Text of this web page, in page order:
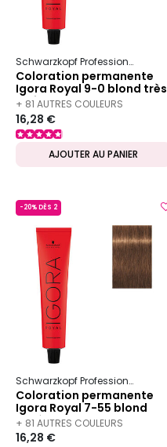
Schwarzkopf Professional
Coloration permanente
Igora Royal 9-0 blond très
clair naturel
+ 81 AUTRES COULEURS
DISPONIBLES
16,28 €
AJOUTER AU PANIER
-20% DÈS 2
Schwarzkopf Professional
Coloration permanente
Igora Royal 7-55 blond
doré extra
+ 81 AUTRES COULEURS
DISPONIBLES
16,28 €